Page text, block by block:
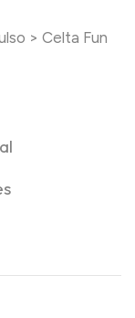
> Celta Fun